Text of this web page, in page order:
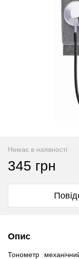
Немає в наявності
345 грн
Опис
Тонометр